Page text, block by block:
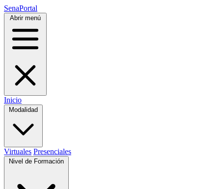
SenaPortal
Abrir menú
Inicio
Virtuales Presenciales